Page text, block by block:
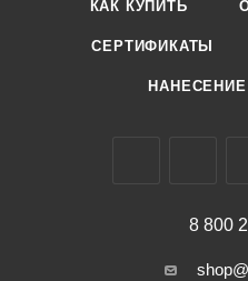
КАК КУПИТЬ
СЕРТИФИКАТЫ
8 800